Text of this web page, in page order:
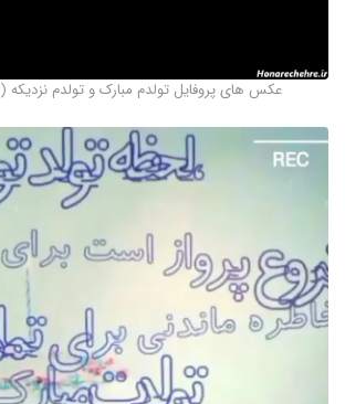
عکس های پروفایل تولدم مبارک و تولدم نزدیکه (HQ) | طرفداری